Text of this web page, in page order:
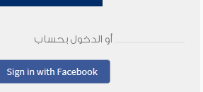
أو الدخول بحساب